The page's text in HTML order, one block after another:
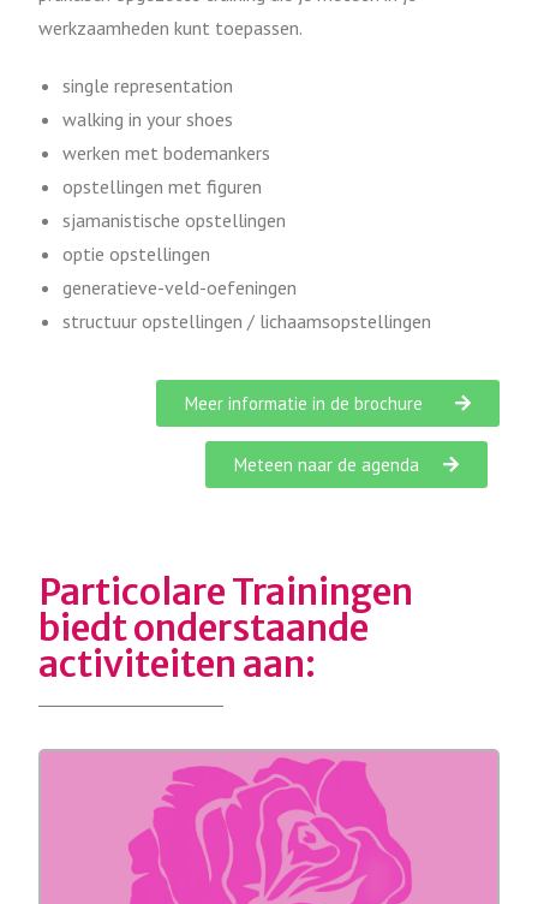
werkzaamheden kunt toepassen.
single representation
walking in your shoes
werken met bodemankers
opstellingen met figuren
sjamanistische opstellingen
optie opstellingen
generatieve-veld-oefeningen
structuur opstellingen / lichaamsopstellingen
Meer informatie in de brochure
Meteen naar de agenda
Particolare Trainingen
biedt onderstaande
activiteiten aan: